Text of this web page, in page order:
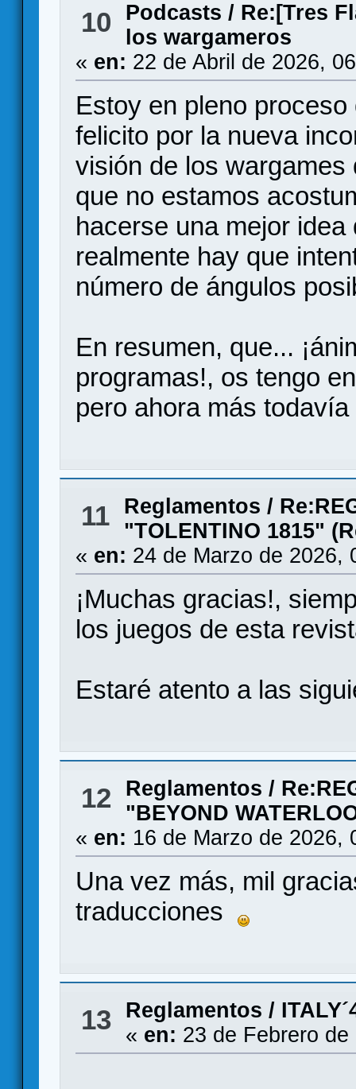
10 Podcasts / Re:[Tres
los wargameros
« en: 22 de Abril de 2026,
Estoy en pleno
felicito por la nueva
visión de los
que no estamos
hacerse una mejor
realmente hay que
número de ángulos
En resumen, que...
programas!, os tengo
pero ahora más
11 Reglamentos /
"TOLENTINO 1815"
« en: 24 de Marzo de 2026,
¡Muchas gracias!,
los juegos de esta
Estaré atento a las
12 Reglamentos /
"BEYOND
« en: 16 de Marzo de 2026,
Una vez más, mil
traducciones
13 Reglamentos /
« en: 23 de Febrero